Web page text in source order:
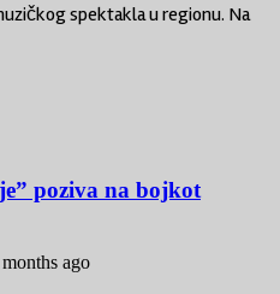
spektakla u regionu. Na
poziva na bojkot
ago